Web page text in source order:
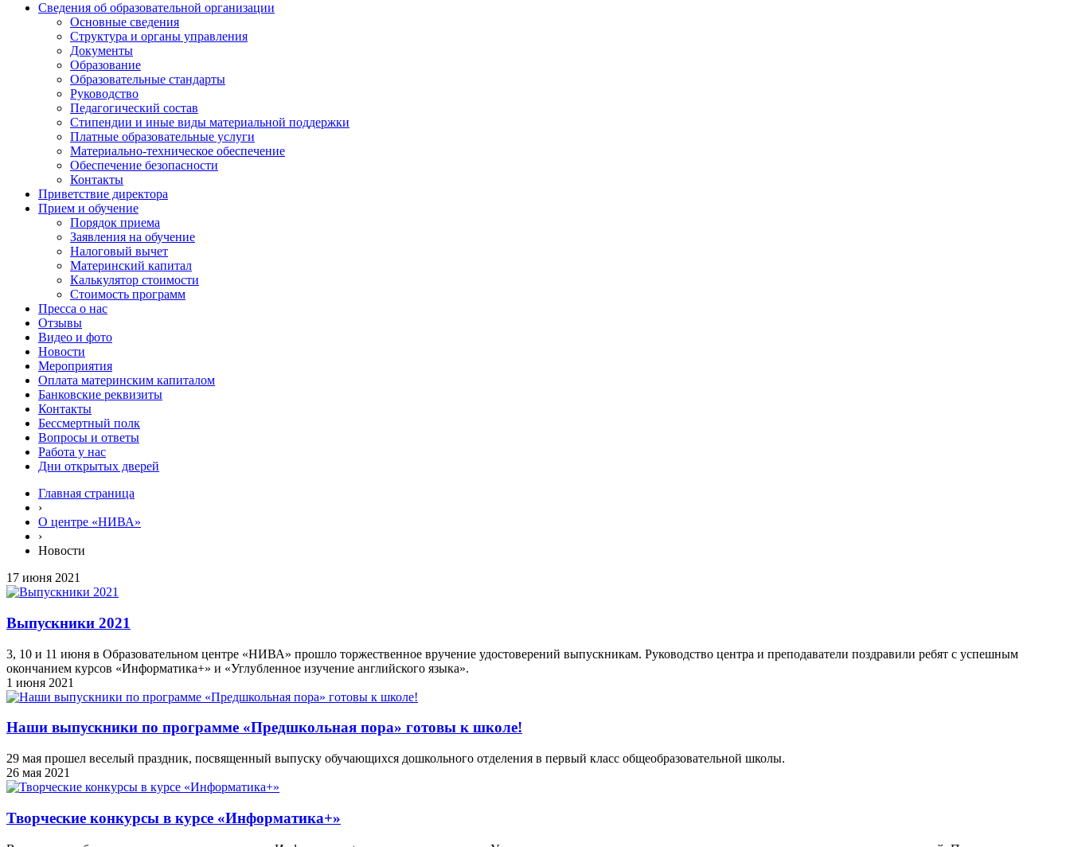
Сведения об образовательной организации
Основные сведения
Структура и органы управления
Документы
Образование
Образовательные стандарты
Руководство
Педагогический состав
Стипендии и иные виды материальной поддержки
Платные образовательные услуги
Материально-техническое обеспечение
Обеспечение безопасности
Контакты
Приветствие директора
Прием и обучение
Порядок приема
Заявления на обучение
Налоговый вычет
Материнский капитал
Калькулятор стоимости
Стоимость программ
Пресса о нас
Отзывы
Видео и фото
Новости
Мероприятия
Оплата материнским капиталом
Банковские реквизиты
Контакты
Бессмертный полк
Вопросы и ответы
Работа у нас
Дни открытых дверей
Главная страница
›
О центре «НИВА»
›
Новости
17 июня 2021
Выпускники 2021
3, 10 и 11 июня в Образовательном центре «НИВА» прошло торжественное вручение удостоверений выпускникам. Руководство центра и преподаватели поздравили ребят с успешным
окончанием курсов «Информатика+» и «Углубленное изучение английского языка».
1 июня 2021
Наши выпускники по программе «Предшкольная пора» готовы к школе!
29 мая прошел веселый праздник, посвященный выпуску обучающихся дошкольного отделения в первый класс общеобразовательной школы.
26 мая 2021
Творческие конкурсы в курсе «Информатика+»